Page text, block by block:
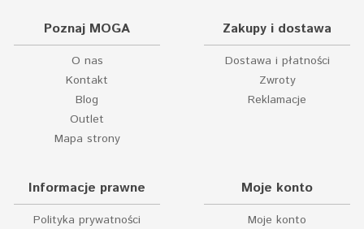
Poznaj MOGA
O nas
Kontakt
Blog
Outlet
Mapa strony
Zakupy i dostawa
Dostawa i płatności
Zwroty
Reklamacje
Informacje prawne
Polityka prywatności
Moje konto
Moje konto